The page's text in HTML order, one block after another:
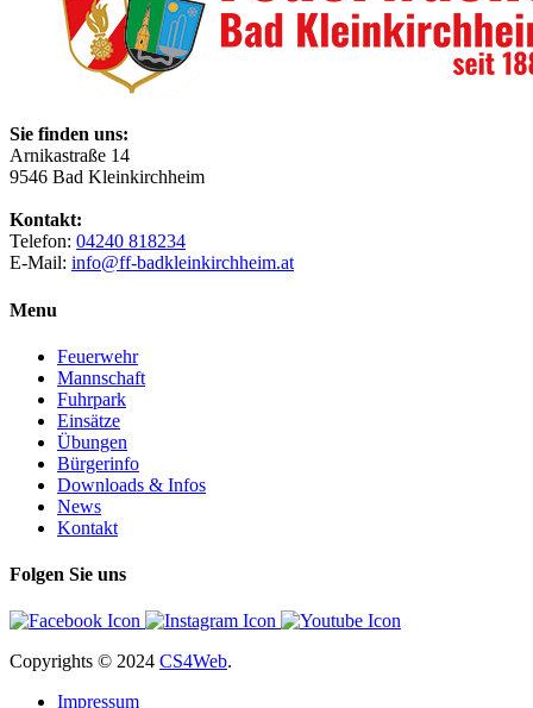
Sie finden uns:
Arnikastraße 14
9546 Bad Kleinkirchheim
Kontakt:
Telefon: 04240 818234
E-Mail: info@ff-badkleinkirchheim.at
Menu
Feuerwehr
Mannschaft
Fuhrpark
Einsätze
Übungen
Bürgerinfo
Downloads & Infos
News
Kontakt
Folgen Sie uns
Copyrights © 2024 CS4Web.
Impressum